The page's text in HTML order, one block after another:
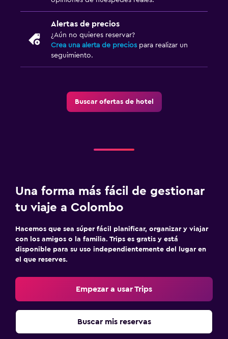
Alertas de precios
¿Aún no quieres reservar?
Crea una alerta de precios para realizar un
seguimiento.
Buscar ofertas de hotel
Una forma más fácil de gestionar
tu viaje a Colombo
Hacemos que sea súper fácil planificar, organizar y viajar
con los amigos o la familia. Trips es gratis y está
disponible para su uso independientemente del lugar en
el que reserves.
Empezar a usar Trips
Buscar mis reservas